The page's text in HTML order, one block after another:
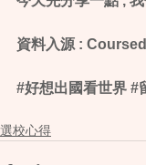
資料入源 :
‪#‎好想出國看世界‬ ‪#‎
選校心得